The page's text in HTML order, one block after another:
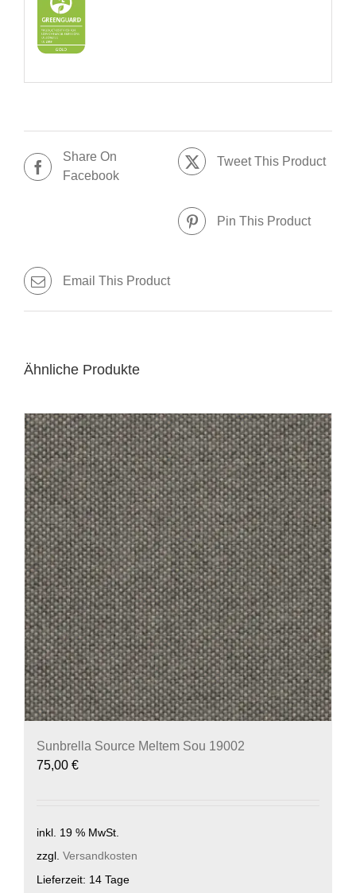
Share On
Facebook
Tweet This Product
Pin This Product
Email This Product
Ähnliche Produkte
Sunbrella Source Meltem Sou 19002
75,00 €
inkl. 19 % MwSt.
zzgl. Versandkosten
Lieferzeit: 14 Tage